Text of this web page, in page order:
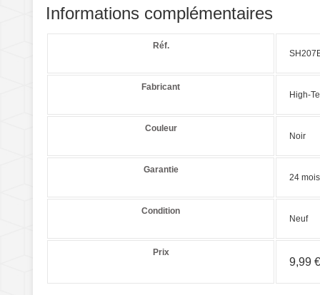
Informations complémentaires
Réf.
Fabricant
High-
Couleur
Noir
Garantie
24 mois
Condition
Neuf
Prix
9,99 €